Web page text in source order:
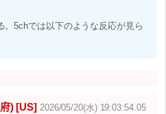
5chでは以下のような反応が見ら
) [US] 2026/05/20(水) 19:03:54.05